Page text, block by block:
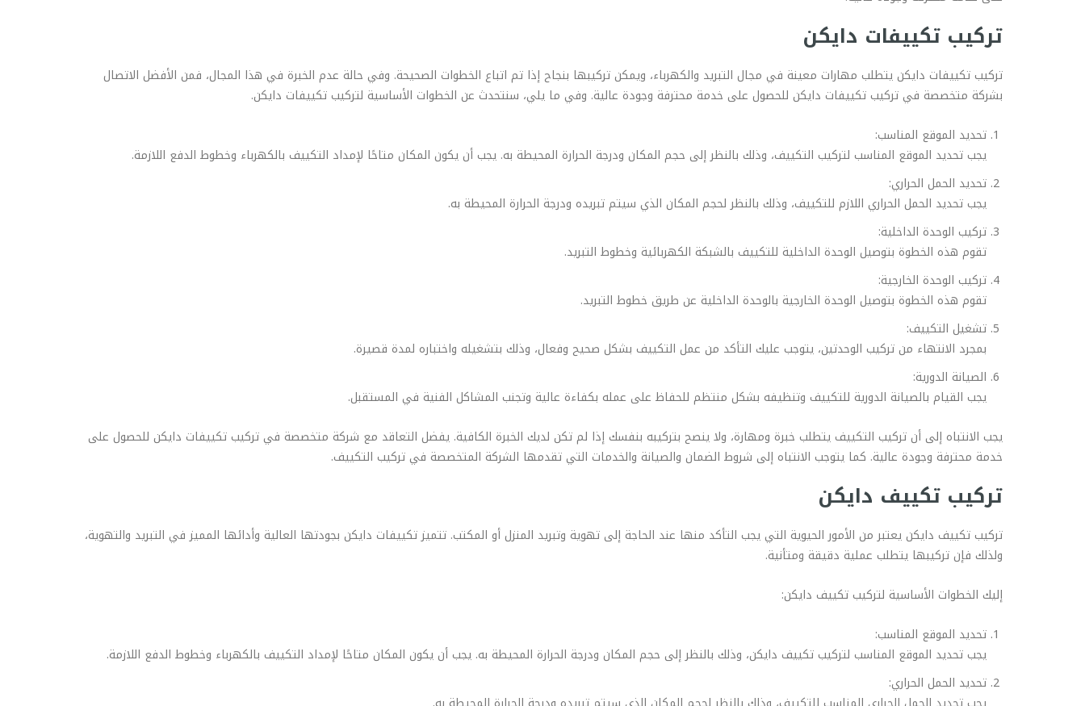
تركيب تكييفات دايكن
تركيب تكييفات دايكن يتطلب مهارات معينة في مجال التبريد والكهرباء، ويمكن تركيبها بنجاح إذا تم اتباع الخطوات الصحيحة. وفي حالة عدم الخبرة في هذا المجال، فمن الأفضل الاتصال
بشركة متخصصة في تركيب تكييفات دايكن للحصول على خدمة محترفة وجودة عالية. وفي ما يلي، سنتحدث عن الخطوات الأساسية لتركيب تكييفات دايكن.
تحديد الموقع المناسب:
يجب تحديد الموقع المناسب لتركيب التكييف، وذلك بالنظر إلى حجم المكان ودرجة الحرارة المحيطة به. يجب أن يكون المكان متاحًا لإمداد التكييف بالكهرباء وخطوط الدفع اللازمة.
تحديد الحمل الحراري:
يجب تحديد الحمل الحراري اللازم للتكييف، وذلك بالنظر لحجم المكان الذي سيتم تبريده ودرجة الحرارة المحيطة به.
تركيب الوحدة الداخلية:
تقوم هذه الخطوة بتوصيل الوحدة الداخلية للتكييف بالشبكة الكهربائية وخطوط التبريد.
تركيب الوحدة الخارجية:
تقوم هذه الخطوة بتوصيل الوحدة الخارجية بالوحدة الداخلية عن طريق خطوط التبريد.
تشغيل التكييف:
بمجرد الانتهاء من تركيب الوحدتين، يتوجب عليك التأكد من عمل التكييف بشكل صحيح وفعال، وذلك بتشغيله واختباره لمدة قصيرة.
الصيانة الدورية:
يجب القيام بالصيانة الدورية للتكييف وتنظيفه بشكل منتظم للحفاظ على عمله بكفاءة عالية وتجنب المشاكل الفنية في المستقبل.
يجب الانتباه إلى أن تركيب التكييف يتطلب خبرة ومهارة، ولا ينصح بتركيبه بنفسك إذا لم تكن لديك الخبرة الكافية. يفضل التعاقد مع شركة متخصصة في تركيب تكييفات دايكن للحصول على
خدمة محترفة وجودة عالية. كما يتوجب الانتباه إلى شروط الضمان والصيانة والخدمات التي تقدمها الشركة المتخصصة في تركيب التكييف.
تركيب تكييف دايكن
تركيب تكييف دايكن يعتبر من الأمور الحيوية التي يجب التأكد منها عند الحاجة إلى تهوية وتبريد المنزل أو المكتب. تتميز تكييفات دايكن بجودتها العالية وأدائها المميز في التبريد والتهوية،
ولذلك فإن تركيبها يتطلب عملية دقيقة ومتأنية.
إليك الخطوات الأساسية لتركيب تكييف دايكن:
تحديد الموقع المناسب:
يجب تحديد الموقع المناسب لتركيب تكييف دايكن، وذلك بالنظر إلى حجم المكان ودرجة الحرارة المحيطة به. يجب أن يكون المكان متاحًا لإمداد التكييف بالكهرباء وخطوط الدفع اللازمة.
تحديد الحمل الحراري: